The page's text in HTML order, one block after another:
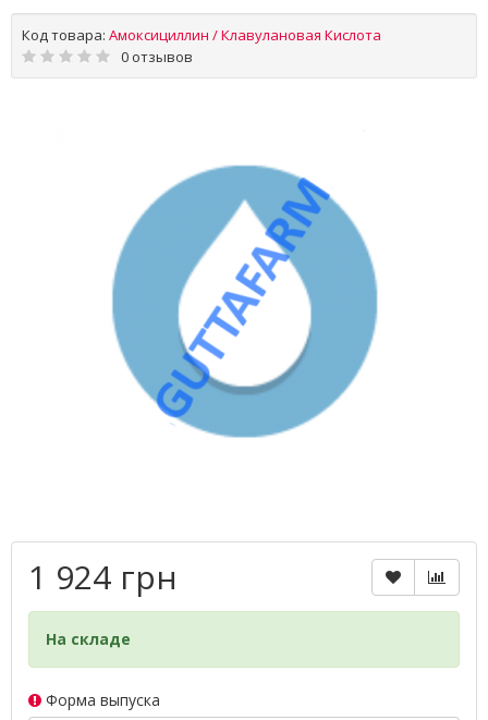
Код товара: Амоксициллин / Клавулановая Кислота
0 отзывов
1 924 грн
На складе
Форма выпуска